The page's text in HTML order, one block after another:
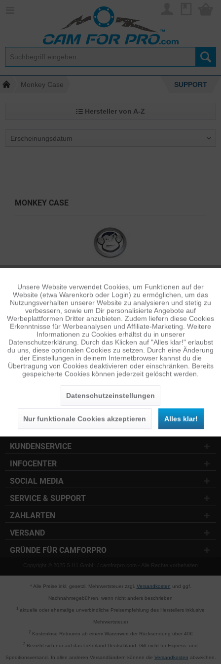
Monkey Case SUPPORT
Hersteller von A-Z
MONKEY CASE
NEWSLETTER
Jetzt anmelden und 10 € Gutschein sichern
habe ich zur Kenntnis
genommen.
KUNDENSERVICE
INFOCENTER
SOCIAL MEDIA
SERVICE & SUPPORT
ZAHLARTEN
VERSAND
GRÜNDE FÜR CAMFORPRO
Copyright © 2025 S.H1 GmbH / camforpro.com - Alle Rechte vorbehalten
* Alle Preise inkl. gesetzl. Mehrwertsteuer zzgl. Versandkosten und ggf.
Nachnahmegebühren, wenn nicht anders beschrieben
1 aktuelle oder ehemalige unverbindliche Preisempfehlung des Herstellers inklusive
Mehrwertsteuer
2Kostenlose Retouren ab einem Warenwert der Rücksendung über 40€
3 Bezieht sich nur auf das Lieferland Deutschland. Gilt nicht für Express- und
Speditionsversand. In allen anderen Versandländern können die Versandkosten abweichen.
Funktionale Aktiv
Tracking Inaktiv
Personalisierung Inaktiv
Service Inaktiv
Unsere Website verwendet Cookies, um Funktionen auf der
Website (etwa Warenkorb oder Login) zu ermöglichen, um das
Nutzungsverhalten unserer Website zu analysieren und stetig zu
verbessern, sowie um Dir personalisierte Angebote auf
Werbeplattformen Dritter anzubieten. Zudem liefern diese Cookies
Erkenntnisse für Werbeanalysen und Affiliate-Marketing. Weitere
Informationen zu Cookies erhältst du in unserer
Datenschutzerklärung. Durch das Klicken auf "Alles klar!" erlaubst
du uns, diese optionalen Cookies zu setzen. Durch eine Änderung
der Einstellungen in deinem Internetbrowser kannst du die
Übertragung von Cookies deaktivieren oder einschränken. Bereits
gespeicherte Cookies können jederzeit gelöscht werden.
Datenschutzeinstellungen
Nur funktionale Cookies akzeptieren Alles klar!